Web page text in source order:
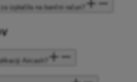
izplačila na bančni račun?
Aircash?